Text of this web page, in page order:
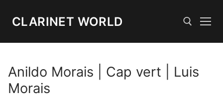
CLARINET WORLD
Rechercher :
Anildo Morais | Cap vert | Luis
Morais